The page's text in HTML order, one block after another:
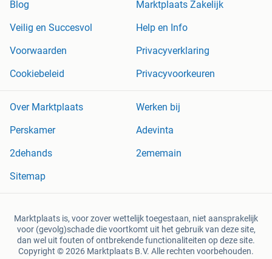
Blog
Marktplaats Zakelijk
Veilig en Succesvol
Help en Info
Voorwaarden
Privacyverklaring
Cookiebeleid
Privacyvoorkeuren
Over Marktplaats
Werken bij
Perskamer
Adevinta
2dehands
2ememain
Sitemap
Marktplaats is, voor zover wettelijk toegestaan, niet aansprakelijk
voor (gevolg)schade die voortkomt uit het gebruik van deze site,
dan wel uit fouten of ontbrekende functionaliteiten op deze site.
Copyright © 2026 Marktplaats B.V. Alle rechten voorbehouden.